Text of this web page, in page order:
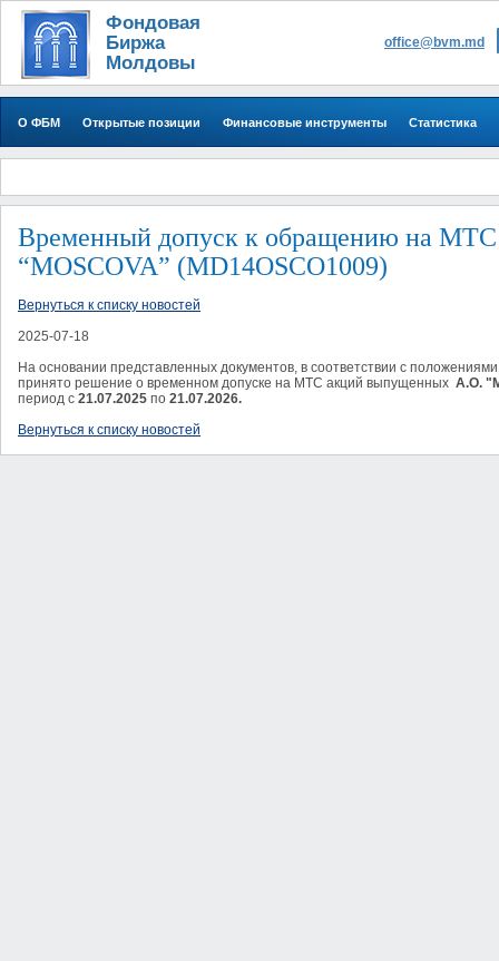
Фондовая
Биржа
Молдовы
office@bvm.md
О ФБМ Открытые позиции Финансовые инструменты Статистика
​Временный допуск к обращению на
“MOSCOVA” (MD14OSCO1009)
Вернуться к списку новостей
2025-07-18
На основании представленных документов, в соответствии с
принято решение о временном допуске на МТС акций выпущенных A.O.
период c 21.07.2025 по 21.07.2026.
Вернуться к списку новостей